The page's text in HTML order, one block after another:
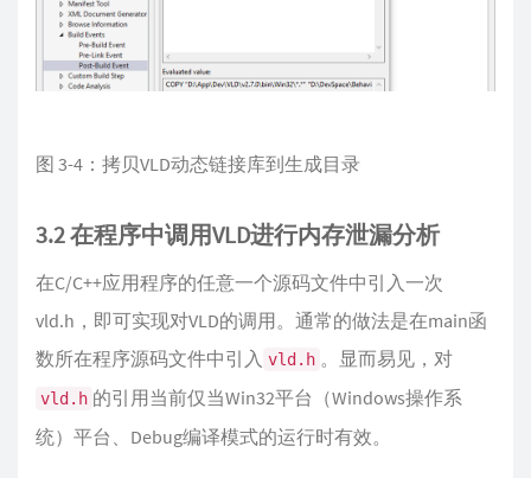
图 3-4：拷贝VLD动态链接库到生成目录
3.2 在程序中调用VLD进行内存泄漏分析
在C/C++应用程序的任意一个源码文件中引入一次
vld.h，即可实现对VLD的调用。通常的做法是在main函
数所在程序源码文件中引入 vld.h 。显而易见，对
vld.h 的引用当前仅当Win32平台（Windows操作系
统）平台、Debug编译模式的运行时有效。